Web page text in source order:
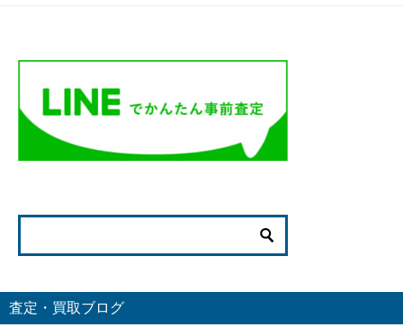
査定・買取ブログ